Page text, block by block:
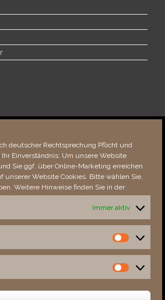
deutscher Rechtsprechung Pflicht und
Einverständnis: Um unsere Website
Sie ggf. über Online-Marketing erreichen
unserer Website Cookies. Bitte wählen Sie,
Weitere Hinweise finden Sie in der
Immer aktiv
Statistiken
Marketing
36033